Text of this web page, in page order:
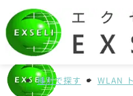
種別で探す WLAN